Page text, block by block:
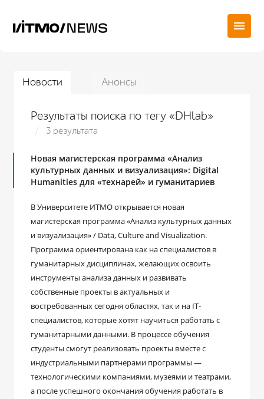
Новости Анонсы
Результаты поиска по тегу «DHlab»
3 результата
Новая магистерская программа «Анализ
культурных данных и визуализация»: Digital
Humanities для «технарей» и гуманитариев
В Университете ИТМО открывается новая
магистерская программа «Анализ культурных данных
и визуализация» / Data, Culture and Visualization.
Программа ориентирована как на специалистов в
гуманитарных дисциплинах, желающих освоить
инструменты анализа данных и развивать
собственные проекты в актуальных и
востребованных сегодня областях, так и на IT-
специалистов, которые хотят научиться работать с
гуманитарными данными. В процессе обучения
студенты смогут реализовать проекты вместе с
индустриальными партнерами программы —
технологическими компаниями, музеями и театрами,
а после успешного окончания обучения работать в